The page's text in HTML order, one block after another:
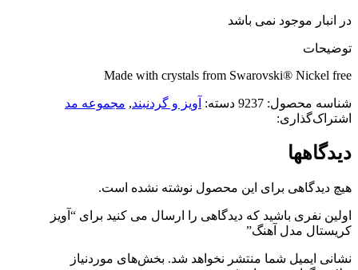
در انبار موجود نمی باشد
توضیحات
Made with crystals from Swarovski® Nickel free
شناسه محصول: 9237 دسته: آویز و گردنبند, مجموعه مد
اشتراک‌گذاری:
دیدگاهها
هیچ دیدگاهی برای این محصول نوشته نشده است.
اولین نفری باشید که دیدگاهی را ارسال می کنید برای “آویز
کریستال مدل آهنگ”
نشانی ایمیل شما منتشر نخواهد شد. بخش‌های موردنیاز